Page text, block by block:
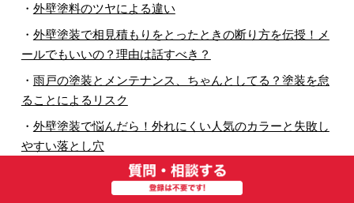
・ 外壁塗料のツヤによる違い
・ 外壁塗装で相見積もりをとったときの断り方を伝授！メ
ールでもいいの？理由は話すべき？
・ 雨戸の塗装とメンテナンス、ちゃんとしてる？塗装を怠
ることによるリスク
・ 外壁塗装で悩んだら！外れにくい人気のカラーと失敗し
やすい落とし穴
地元密着業者は安い？
広いベランダにはシート防水という手も